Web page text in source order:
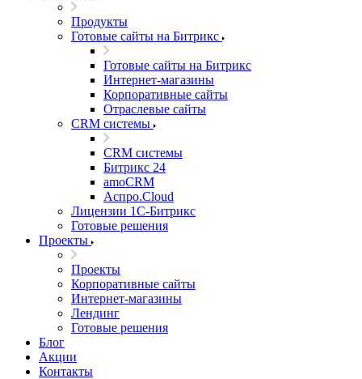
Продукты
Готовые сайты на Битрикс
Готовые сайты на Битрикс
Интернет-магазины
Корпоративные сайты
Отраслевые сайты
CRM системы
CRM системы
Битрикс 24
amoCRM
Аспро.Cloud
Лицензии 1С-Битрикс
Готовые решения
Проекты
Проекты
Корпоративные сайты
Интернет-магазины
Лендинг
Готовые решения
Блог
Акции
Контакты